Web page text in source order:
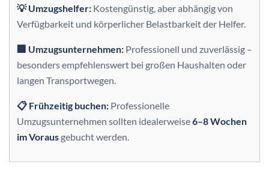
💡 Umzugshelfer: Kostengünstig, aber abhängig von
Verfügbarkeit und körperlicher Belastbarkeit der Helfer.
🏢 Umzugsunternehmen: Professionell und zuverlässig –
besonders empfehlenswert bei großen Haushalten oder
langen Transportwegen.
📋 Frühzeitig buchen: Professionelle
Umzugsunternehmen sollten idealerweise6–8 Wochen
im Voraus gebucht werden.